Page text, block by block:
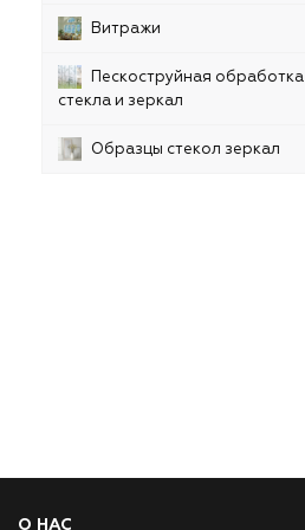
Витражи
Пескоструйная обработка
стекла и зеркал
Образцы стекол зеркал
О НАС